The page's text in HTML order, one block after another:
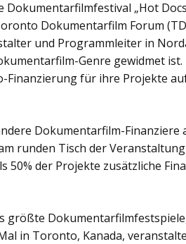
„Hot
Dokumentarfilm Forum
und Programmleiter in
Genre gewidmet
Finanzierung für ihre Projekte
Dokumentarfilm-Finanziere
runden Tisch der
50% der Projekte zusätzliche
größte
in Toronto, Kanada,